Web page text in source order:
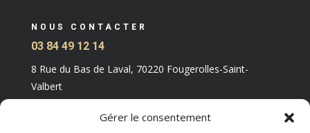
Gérer le consentement
NOUS CONTACTER
03 84 49 12 14
8 Rue du Bas de Laval, 70220 Fougerolles-Saint-
Valbert